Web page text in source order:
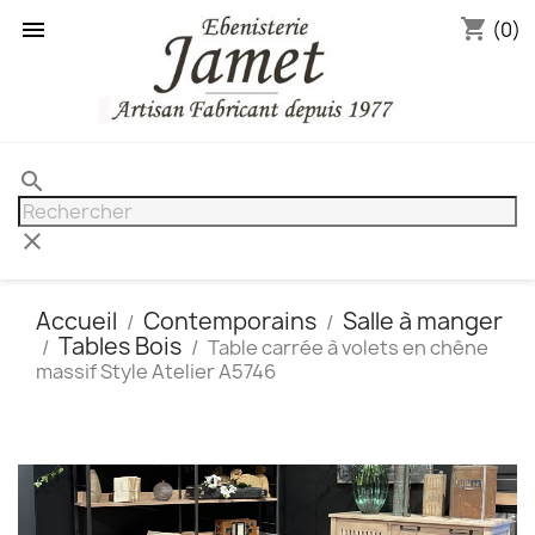
 shopping_cart (0)
search
clear
Accueil Contemporains
Salle à manger
Tables Bois
Table carrée à volets en chêne
massif Style Atelier A5746